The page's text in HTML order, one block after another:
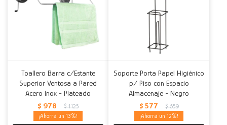
Toallero Barra c/Estante
Superior Ventosa a Pared
Acero Inox - Plateado
$ 978 $ 1.125
13
Soporte Porta Papel Higiénico
p/ Piso con Espacio
Almacenaje - Negro
$ 577 $ 659
12